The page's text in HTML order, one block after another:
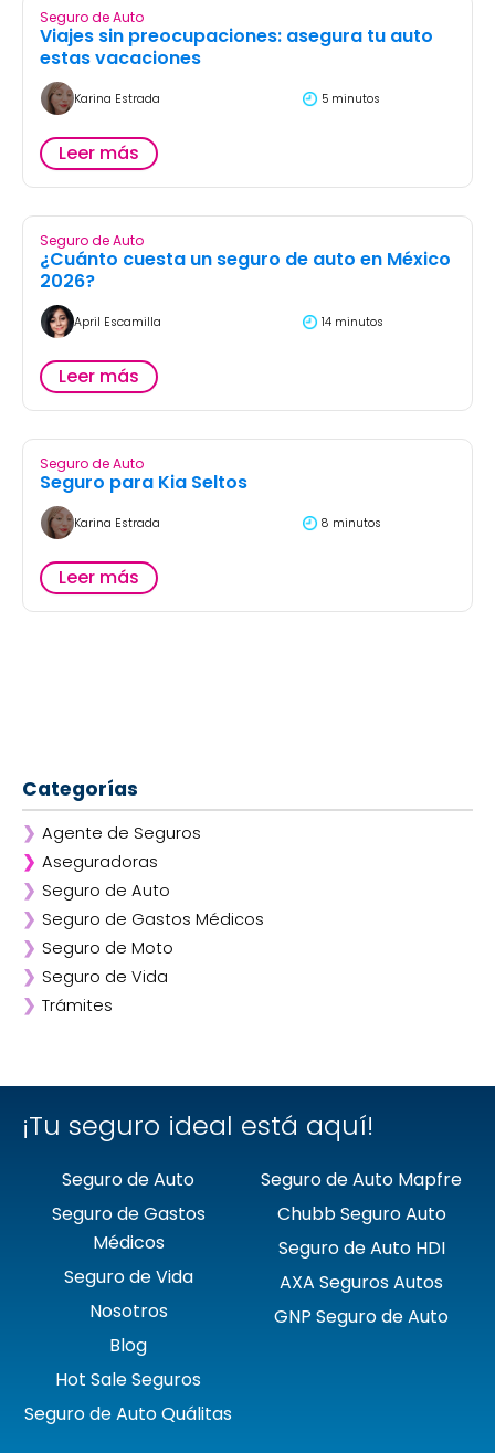
Seguro de Auto
Viajes sin preocupaciones: asegura tu auto
estas vacaciones
Karina Estrada 5 minutos
Leer más
Seguro de Auto
¿Cuánto cuesta un seguro de auto en México
2026?
April Escamilla 14 minutos
Leer más
Seguro de Auto
Seguro para Kia Seltos
Karina Estrada 8 minutos
Leer más
Categorías
❯ Agente de Seguros
❯ Aseguradoras
❯ Afirme
❯ ANA
❯ AXA
❯ Chubb
❯ GNP
❯ Seguro de Auto
❯ Seguro de Gastos Médicos
❯ Seguro de Moto
❯ Seguro de Vida
❯ Trámites
¡Tu seguro ideal está aquí!
Seguro de Auto
Seguro de Gastos
Médicos
Seguro de Vida
Nosotros
Blog
Hot Sale Seguros
Seguro de Auto Quálitas
Seguro de Auto Mapfre
Chubb Seguro Auto
Seguro de Auto HDI
AXA Seguros Autos
GNP Seguro de Auto